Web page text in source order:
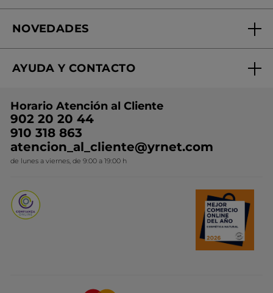
Mi club Yves Rocher
¿Quiénes somos?
Nuestros compromisos
Conviértete en Franquiciada
NOVEDADES
Rebajas
Ideas de Regalo
Colección Monoi
Novedades del mes
AYUDA Y CONTACTO
Contacto
Horario Atención al Cliente
902 20 20 44
910 318 863
atencion_al_cliente@yrnet.com
de lunes a viernes, de 9:00 a 19:00 h